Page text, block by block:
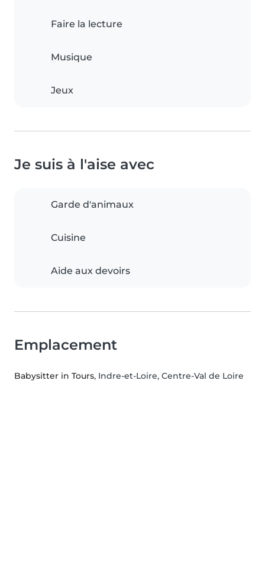
Faire la lecture
Musique
Jeux
Je suis à l'aise avec
Garde d'animaux
Cuisine
Aide aux devoirs
Emplacement
Babysitter in Tours, Indre-et-Loire, Centre-Val de Loire